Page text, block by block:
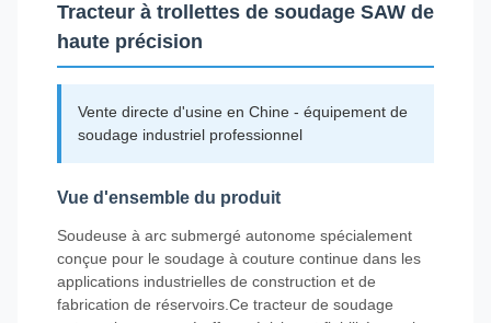
Tracteur à trollettes de soudage SAW de
haute précision
Vente directe d'usine en Chine - équipement de
soudage industriel professionnel
Vue d'ensemble du produit
Soudeuse à arc submergé autonome spécialement
conçue pour le soudage à couture continue dans les
applications industrielles de construction et de
fabrication de réservoirs.Ce tracteur de soudage